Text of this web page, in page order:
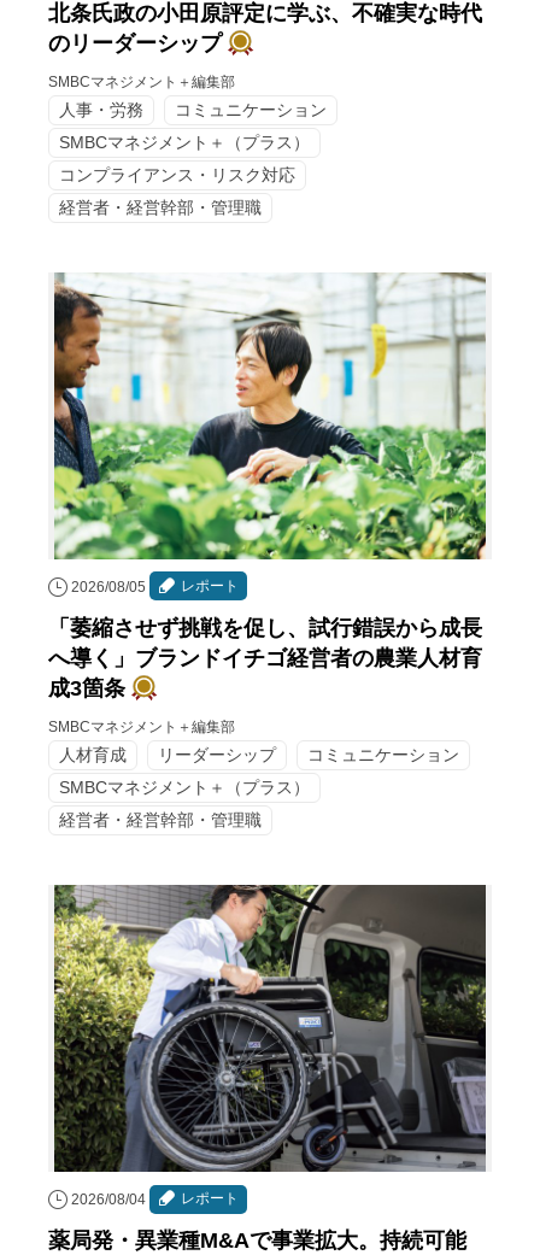
北条氏政の小田原評定に学ぶ、不確実な時代
のリーダーシップ
SMBCマネジメント＋編集部
人事・労務
コミュニケーション
SMBCマネジメント＋（プラス）
コンプライアンス・リスク対応
経営者・経営幹部・管理職
2026/08/05 レポート
「萎縮させず挑戦を促し、試行錯誤から成長
へ導く」ブランドイチゴ経営者の農業人材育
成3箇条
SMBCマネジメント＋編集部
人材育成 リーダーシップ
コミュニケーション
SMBCマネジメント＋（プラス）
経営者・経営幹部・管理職
2026/08/04 レポート
薬局発・異業種M&Aで事業拡大。持続可能